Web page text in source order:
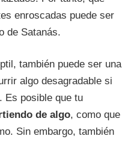
enroscadas puede ser
de Satanás.
también puede ser una
algo desagradable si
Es posible que tu
de algo, como que
Sin embargo, también